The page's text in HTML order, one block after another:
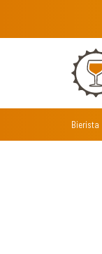
Bierista